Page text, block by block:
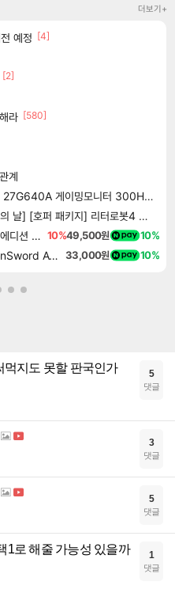
더보기+
예정 [4]
[2]
라 [580]
계
모니터 300Hz IPS QHD 68.3cm(27인치) 1ms
리터로봇4 고양이 자동 화장실(블랙) + 리터호퍼
드래곤소드 어웨이크닝 디럭스 에디션 DragonSword Awakening Deluxe Edition 10%49,500원 10%
드래곤소드 어웨이크닝 DragonSword Awakening 33,000원 10%
먹지도 못할 판국인가
5
댓글
3
댓글
5
댓글
1로 해줄 가능성 있을까
1
댓글